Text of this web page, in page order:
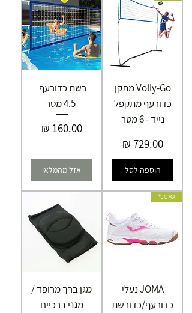
Volly-Go מתקן
כדורעף מתקפל
נייד - 6 מטר
מחיר‏729.00 ‏₪
הוספה לסל
רשת כדורעף
מחיר‏160.00 ‏₪
אזל מהמלאי
JOMA®
JOMA נעלי
כדורעף/כדורשת
מגן ברך מרופד /
מגני ברכיים